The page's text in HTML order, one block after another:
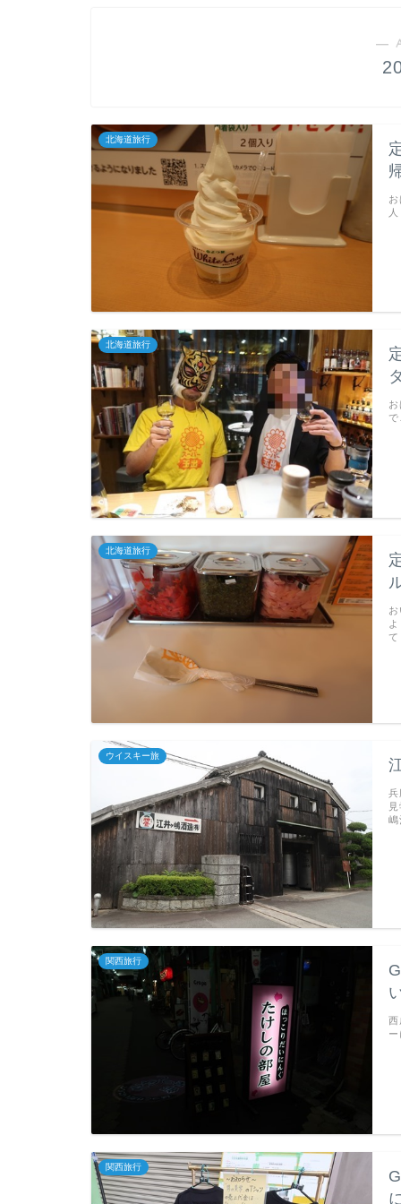
―
北海道旅行
北海道旅行
北海道旅行
ウイスキー旅
兵
関西旅行
西
関西旅行